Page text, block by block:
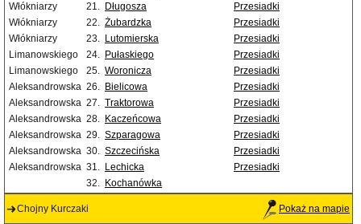
Włókniarzy
21. Długosza
Przesiadki
Włókniarzy
22. Żubardzka
Przesiadki
Włókniarzy
23. Lutomierska
Przesiadki
Limanowskiego
24. Pułaskiego
Przesiadki
Limanowskiego
25. Woronicza
Przesiadki
Aleksandrowska 26. Bielicowa
Przesiadki
Aleksandrowska 27. Traktorowa
Przesiadki
Aleksandrowska 28. Kaczeńcowa
Przesiadki
Aleksandrowska 29. Szparagowa
Przesiadki
Aleksandrowska 30. Szczecińska
Przesiadki
Aleksandrowska 31. Lechicka
Przesiadki
32. Kochanówka
Chojny Kurczaki Pokaż na mapie